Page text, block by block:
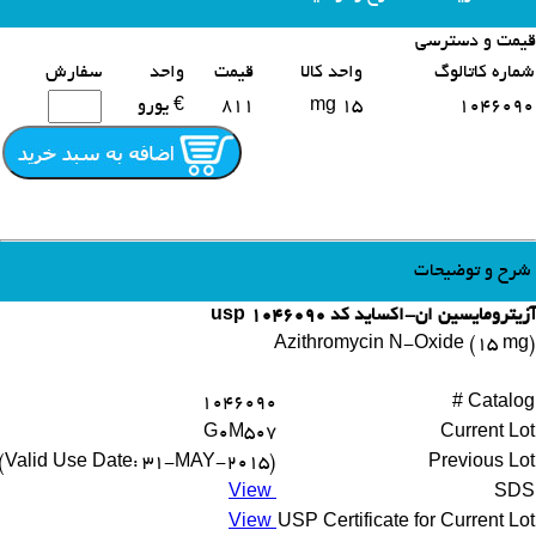
محصولات مشابه
قیمت و دسترسی
شماره کاتالوگ
واحد کالا قیمت واحد
سفارش
1046090
15 mg
811 € یورو
شرح و توضیحات
آزیترومایسین ان-اکساید کد 1046090 usp
Azithromycin N-Oxide (15 mg)
Catalog #
1046090
Current Lot
G0M507
Previous Lot
Use Date: 31-MAY-2015)
SDS
USP Certificate for Current Lot